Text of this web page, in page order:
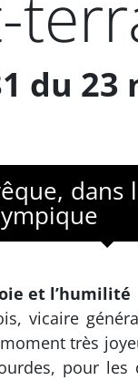
du 23
dans
et l’humilité
vicaire
très
pour les